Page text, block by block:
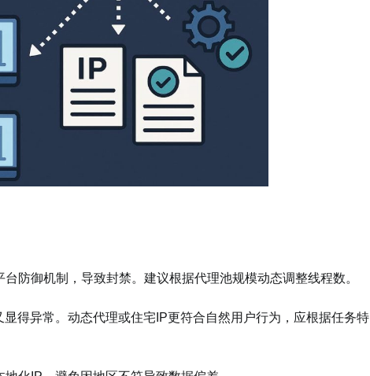
防御机制，导致封禁。建议根据代理池规模动态调整线程数。
得异常。动态代理或住宅IP更符合自然用户行为，应根据任务特